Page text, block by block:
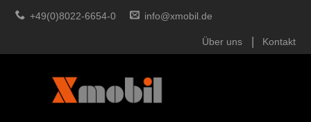
+49(0)8022-6654-0 info@xmobil.de
Über uns Kontakt